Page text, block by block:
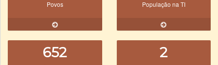
Povos População na TI
652 2